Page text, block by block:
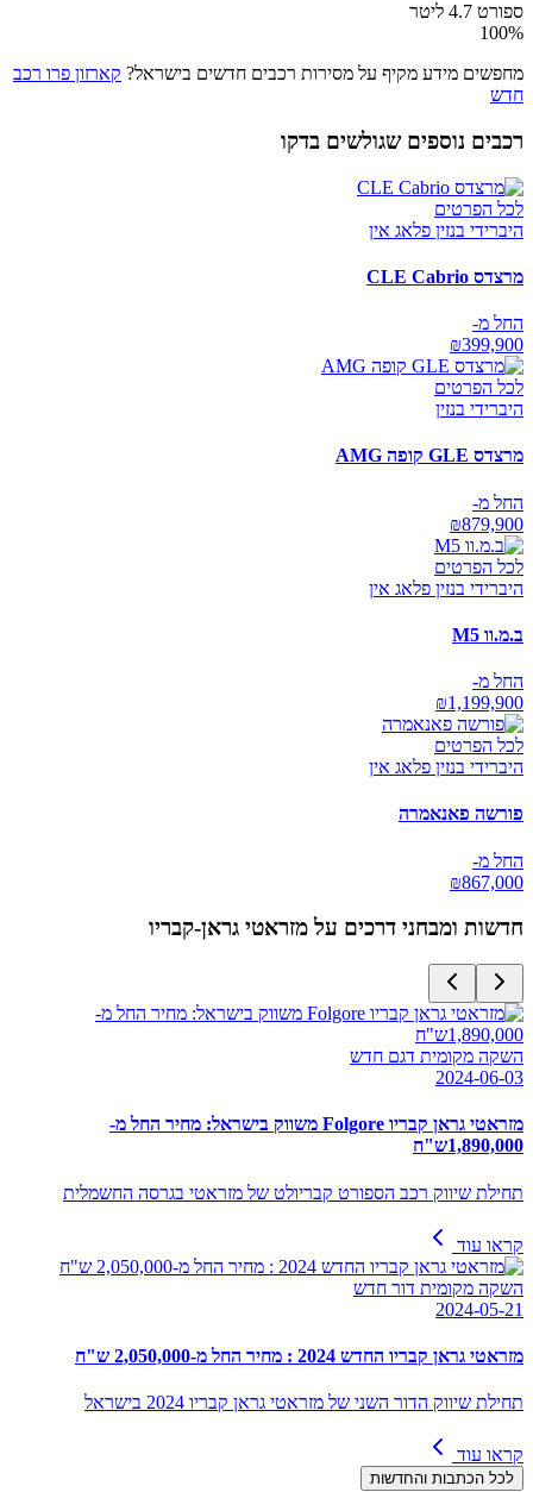
ספורט 4.7 ליטר
100%
מחפשים מידע מקיף על מסירות רכבים חדשים בישראל? קארזון פרו רכב
חדש
רכבים נוספים שגולשים בדקו
לכל הפרטים
היברידי בנזין פלאג אין
מרצדס CLE Cabrio
החל מ-
₪399,900
לכל הפרטים
היברידי בנזין
מרצדס GLE קופה AMG
החל מ-
₪879,900
לכל הפרטים
היברידי בנזין פלאג אין
ב.מ.וו M5
החל מ-
₪1,199,900
לכל הפרטים
היברידי בנזין פלאג אין
פורשה פאנאמרה
החל מ-
₪867,000
חדשות ומבחני דרכים על מזראטי גראן-קבריו
השקה מקומית דגם חדש
2024-06-03
מזראטי גראן קבריו Folgore משווק בישראל: מחיר החל מ-
1,890,000ש"ח
תחילת שיווק רכב הספורט קבריולט של מזראטי בגרסה החשמלית
קראו עוד
השקה מקומית דור חדש
2024-05-21
מזראטי גראן קבריו החדש 2024 : מחיר החל מ-2,050,000 ש"ח
תחילת שיווק הדור השני של מזראטי גראן קבריו 2024 בישראל
קראו עוד
לכל הכתבות והחדשות